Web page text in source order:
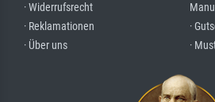
· Widerrufsrecht
· Reklamationen
· Über uns
·
·